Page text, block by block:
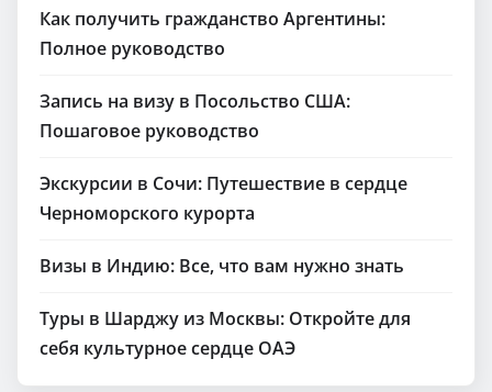
Как получить гражданство Аргентины:
Полное руководство
Запись на визу в Посольство США:
Пошаговое руководство
Экскурсии в Сочи: Путешествие в сердце
Черноморского курорта
Визы в Индию: Все, что вам нужно знать
Туры в Шарджу из Москвы: Откройте для
себя культурное сердце ОАЭ